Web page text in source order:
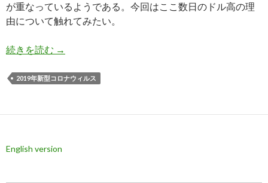
が重なっているようである。今回はここ数日のドル高の理
由について触れてみたい。
続きを読む ドル円急騰の理由と新型肺炎の株式市場への影響
→
2019年新型コロナウィルス
English version